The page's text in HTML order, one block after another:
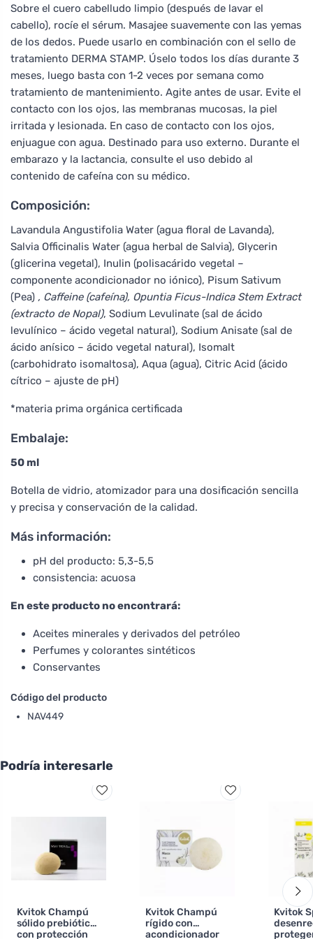
Sobre el cuero cabelludo limpio (después de lavar el
cabello), rocíe el sérum. Masajee suavemente con las yemas
de los dedos. Puede usarlo en combinación con el sello de
tratamiento DERMA STAMP. Úselo todos los días durante 3
meses, luego basta con 1-2 veces por semana como
tratamiento de mantenimiento. Agite antes de usar. Evite el
contacto con los ojos, las membranas mucosas, la piel
irritada y lesionada. En caso de contacto con los ojos,
enjuague con agua. Destinado para uso externo. Durante el
embarazo y la lactancia, consulte el uso debido al
contenido de cafeína con su médico.
Composición:
Lavandula Angustifolia Water (agua floral de Lavanda),
Salvia Officinalis Water (agua herbal de Salvia), Glycerin
(glicerina vegetal), Inulin (polisacárido vegetal –
componente acondicionador no iónico), Pisum Sativum
(Pea) , Caffeine (cafeína), Opuntia Ficus-Indica Stem Extract
(extracto de Nopal), Sodium Levulinate (sal de ácido
levulínico – ácido vegetal natural), Sodium Anisate (sal de
ácido anísico – ácido vegetal natural), Isomalt
(carbohidrato isomaltosa), Aqua (agua), Citric Acid (ácido
cítrico – ajuste de pH)
*materia prima orgánica certificada
Embalaje:
50 ml
Botella de vidrio, atomizador para una dosificación sencilla
y precisa y conservación de la calidad.
Más información:
pH del producto: 5,3-5,5
consistencia: acuosa
En este producto no encontrará:
Aceites minerales y derivados del petróleo
Perfumes y colorantes sintéticos
Conservantes
Código del producto
NAV449
Podría interesarle
Kvitok Champú
sólido prebiótico
con protección
Kvitok Champú
rígido con
acondicionador
Kvitok